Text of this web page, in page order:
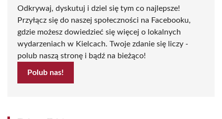
Odkrywaj, dyskutuj i dziel się tym co najlepsze!
Przyłącz się do naszej społeczności na Facebooku,
gdzie możesz dowiedzieć się więcej o lokalnych
wydarzeniach w Kielcach. Twoje zdanie się liczy -
polub naszą stronę i bądź na bieżąco!
Polub nas!